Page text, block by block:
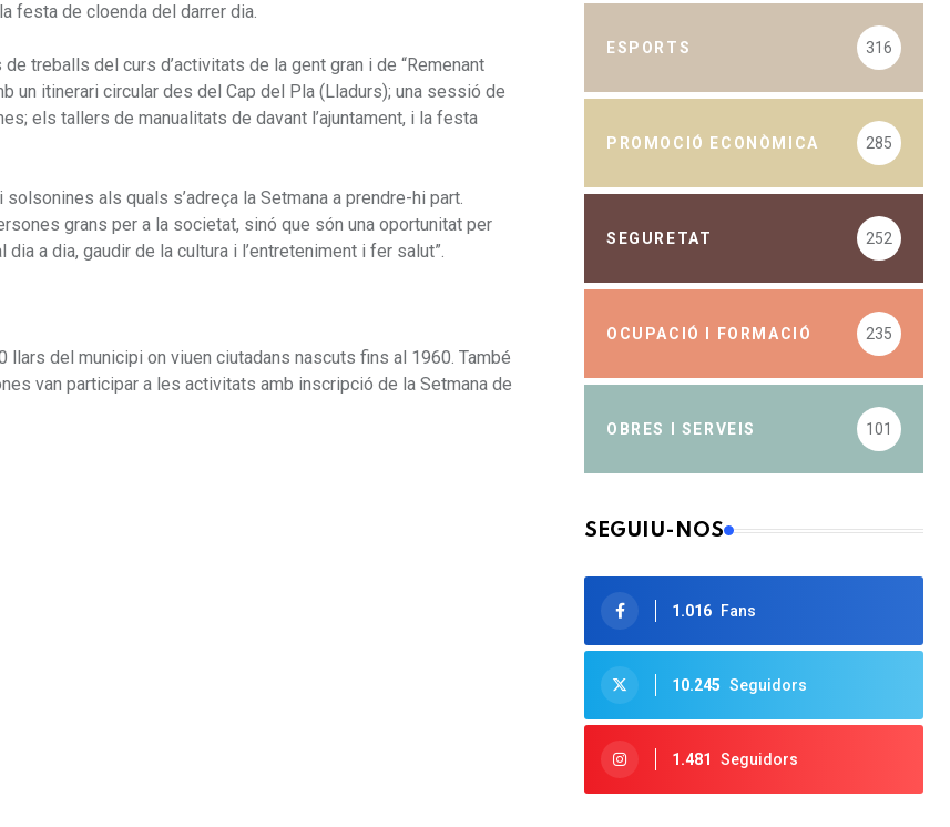
festa de cloenda del darrer dia.
treballs del curs d’activitats de la gent gran i de “Remenant
un itinerari circular des del Cap del Pla (Lladurs); una sessió de
els tallers de manualitats de davant l’ajuntament, i la festa
als quals s’adreça la Setmana a prendre-hi part.
grans per a la societat, sinó que són una oportunitat per
a dia, gaudir de la cultura i l’entreteniment i fer salut”.
llars del municipi on viuen ciutadans nascuts fins al 1960. També
van participar a les activitats amb inscripció de la Setmana de
ESPORTS 316
PROMOCIÓ ECONÒMICA 285
SEGURETAT 252
OCUPACIÓ I FORMACIÓ 235
OBRES I SERVEIS 101
SEGUIU-NOS
1.016 Fans
10.245 Seguidors
1.481 Seguidors